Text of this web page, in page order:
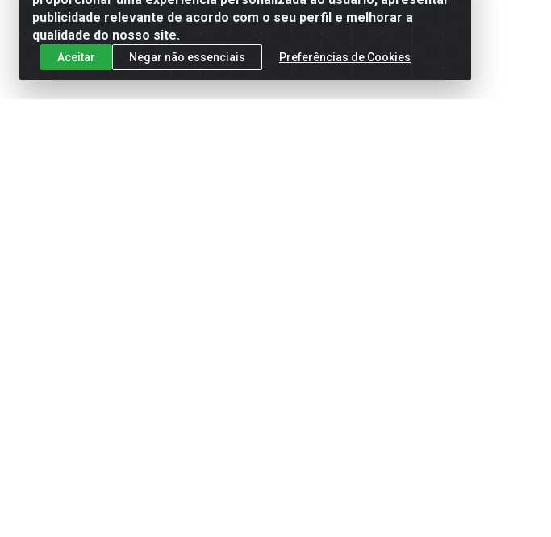
publicidade relevante de acordo com o seu perfil e melhorar a
qualidade do nosso site.
Aceitar Negar não essenciais Preferências de Cookies